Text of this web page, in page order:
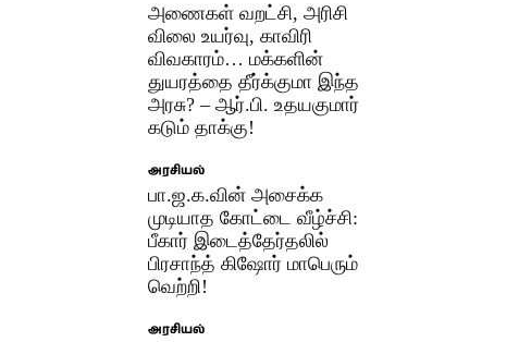
அணைகள் வறட்சி, அரிசி
விலை உயர்வு, காவிரி
விவகாரம்… மக்களின்
துயரத்தை தீர்க்குமா இந்த
அரசு? – ஆர்.பி. உதயகுமார்
கடும் தாக்கு!
அரசியல்
பா.ஜ.க.வின் அசைக்க
முடியாத கோட்டை வீழ்ச்சி:
பீகார் இடைத்தேர்தலில்
பிரசாந்த் கிஷோர் மாபெரும்
வெற்றி!
அரசியல்